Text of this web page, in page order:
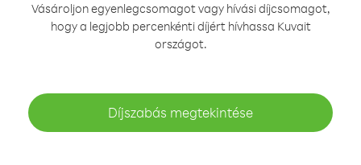
Vásároljon egyenlegcsomagot vagy hívási díjcsomagot,
hogy a legjobb percenkénti díjért hívhassa Kuvait
országot.
Díjszabás megtekintése